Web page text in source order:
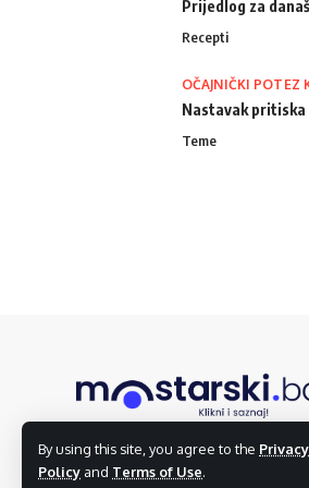
By using this site, you agree to the Privacy
Policy and Terms of Use.
Prijedlog za
Recepti
OČAJNIČKI POTEZ
Nastavak pritiska
Teme
O nama Impressum